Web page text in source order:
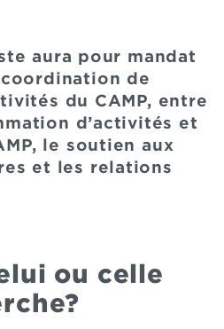
aura pour mandat
de
du CAMP, entre
d’activités et
le soutien aux
et les relations
ou celle